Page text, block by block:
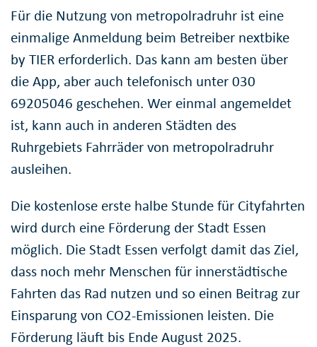
Für die Nutzung von metropolradruhr ist eine
einmalige Anmeldung beim Betreiber nextbike
by TIER erforderlich. Das kann am besten über
die App, aber auch telefonisch unter 030
69205046 geschehen. Wer einmal angemeldet
ist, kann auch in anderen Städten des
Ruhrgebiets Fahrräder von metropolradruhr
ausleihen.
Die kostenlose erste halbe Stunde für Cityfahrten
wird durch eine Förderung der Stadt Essen
möglich. Die Stadt Essen verfolgt damit das Ziel,
dass noch mehr Menschen für innerstädtische
Fahrten das Rad nutzen und so einen Beitrag zur
Einsparung von CO2-Emissionen leisten. Die
Förderung läuft bis Ende August 2025.